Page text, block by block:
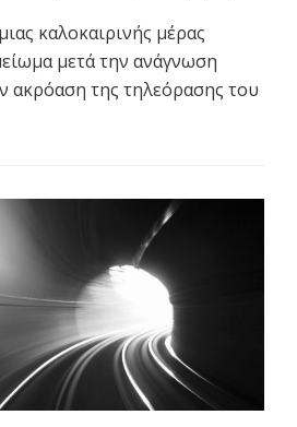
καλοκαιρινής μέρας
μετά την ανάγνωση
ακρόαση της τηλεόρασης του